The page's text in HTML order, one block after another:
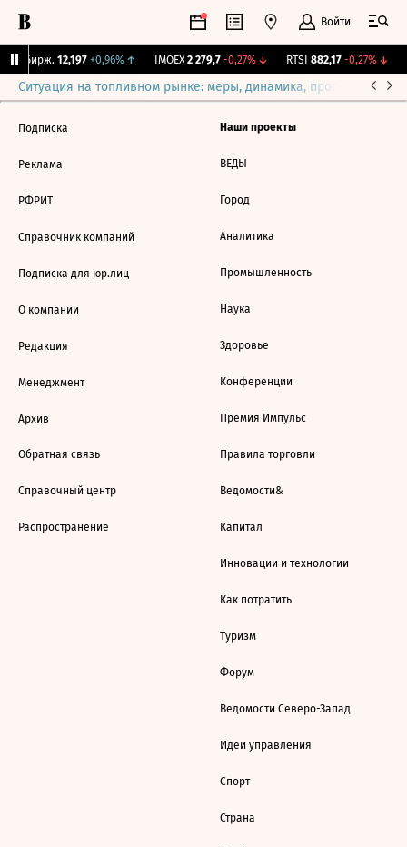
Войти
Бирж. 12,197 +0,96%↑ IMOEX 2 279,7 -0,27%↓ RTSI 882,17 -0,27%↓
Ситуация на топливном рынке: меры, динамика, прогнозы
Подписка
Реклама
РФРИТ
Справочник компаний
Подписка для юр.лиц
О компании
Редакция
Менеджмент
Архив
Обратная связь
Справочный центр
Распространение
Наши проекты
ВЕДЫ
Город
Аналитика
Промышленность
Наука
Здоровье
Конференции
Премия Импульс
Правила торговли
Ведомости&
Капитал
Инновации и технологии
Как потратить
Туризм
Форум
Ведомости Северо-Запад
Идеи управления
Спорт
Страна